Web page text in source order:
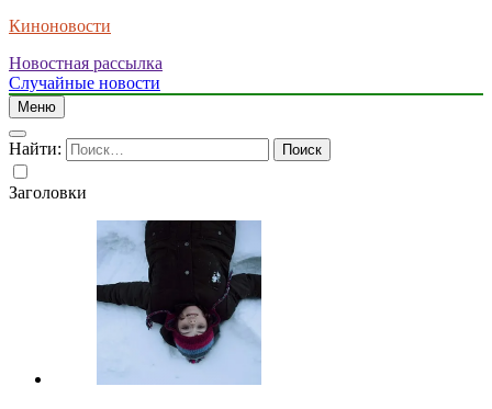
Киноновости
Новостная рассылка
Случайные новости
Меню
Найти:
Заголовки